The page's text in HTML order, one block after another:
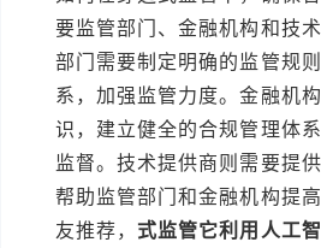
要监管部门、金融机构和技
部门需要制定明确的监管规
系，加强监管力度。金融机
识，建立健全的合规管理体
监督。技术提供商则需要提
帮助监管部门和金融机构提
友推荐，式监管它利用人工